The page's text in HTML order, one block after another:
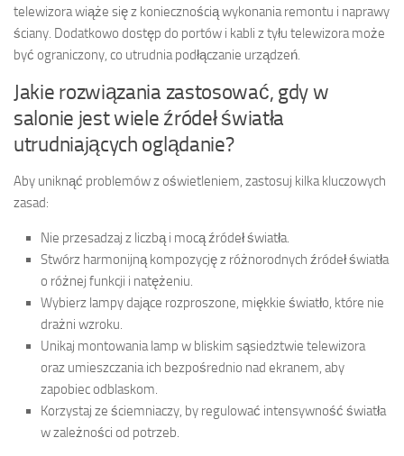
telewizora wiąże się z koniecznością wykonania remontu i naprawy
ściany. Dodatkowo dostęp do portów i kabli z tyłu telewizora może
być ograniczony, co utrudnia podłączanie urządzeń.
Jakie rozwiązania zastosować, gdy w
salonie jest wiele źródeł światła
utrudniających oglądanie?
Aby uniknąć problemów z oświetleniem, zastosuj kilka kluczowych
zasad:
Nie przesadzaj z liczbą i mocą źródeł światła.
Stwórz harmonijną kompozycję z różnorodnych źródeł światła
o różnej funkcji i natężeniu.
Wybierz lampy dające rozproszone, miękkie światło, które nie
drażni wzroku.
Unikaj montowania lamp w bliskim sąsiedztwie telewizora
oraz umieszczania ich bezpośrednio nad ekranem, aby
zapobiec odblaskom.
Korzystaj ze ściemniaczy, by regulować intensywność światła
w zależności od potrzeb.